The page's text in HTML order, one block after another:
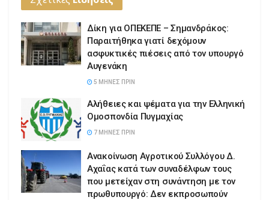
Δίκη για ΟΠΕΚΕΠΕ – Σημανδράκος:
Παραιτήθηκα γιατί δεχόμουν
ασφυκτικές πιέσεις από τον υπουργό
Αυγενάκη
5 ΜΉΝΕΣ ΠΡΙΝ
Αλήθειες και ψέματα για την Ελληνική
Ομοσπονδία Πυγμαχίας
7 ΜΉΝΕΣ ΠΡΙΝ
Ανακοίνωση Aγροτικού Συλλόγου Δ.
Αχαΐας κατά των συναδέλφων τους
που μετείχαν στη συνάντηση με τον
πρωθυπουργό: Δεν εκπροσωπούν